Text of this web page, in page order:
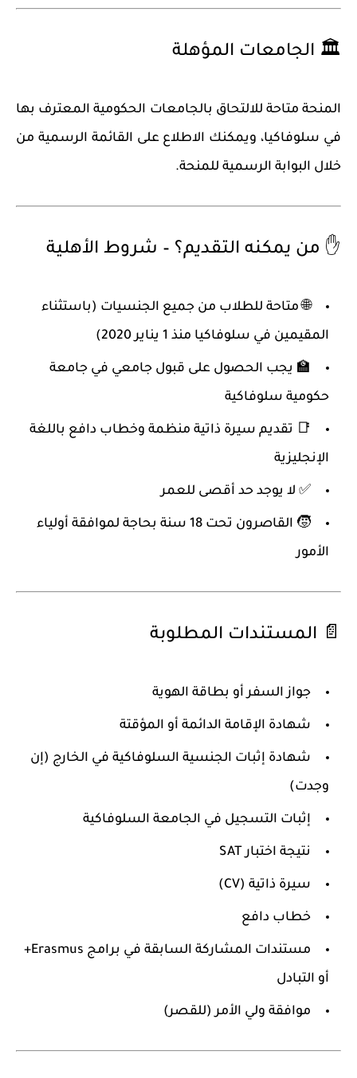
🏛️ الجامعات المؤهلة
المنحة متاحة للالتحاق بالجامعات الحكومية المعترف بها
في سلوفاكيا، ويمكنك الاطلاع على القائمة الرسمية من
خلال البوابة الرسمية للمنحة.
✋ من يمكنه التقديم؟ – شروط الأهلية
🌐 متاحة للطلاب من جميع الجنسيات (باستثناء
المقيمين في سلوفاكيا منذ 1 يناير 2020)
🏫 يجب الحصول على قبول جامعي في جامعة
حكومية سلوفاكية
📑 تقديم سيرة ذاتية منظمة وخطاب دافع باللغة
الإنجليزية
✅ لا يوجد حد أقصى للعمر
🧒 القاصرون تحت 18 سنة بحاجة لموافقة أولياء
الأمور
📄 المستندات المطلوبة
جواز السفر أو بطاقة الهوية
شهادة الإقامة الدائمة أو المؤقتة
شهادة إثبات الجنسية السلوفاكية في الخارج (إن
وجدت)
إثبات التسجيل في الجامعة السلوفاكية
نتيجة اختبار SAT
سيرة ذاتية (CV)
خطاب دافع
مستندات المشاركة السابقة في برامج Erasmus+
أو التبادل
موافقة ولي الأمر (للقصر)